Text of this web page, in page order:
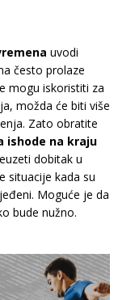
uvodi
često prolaze
mogu iskoristiti za
možda će biti više
Zato obratite
ishode na kraju
dobitak u
situacije kada su
Moguće je da
bude nužno.